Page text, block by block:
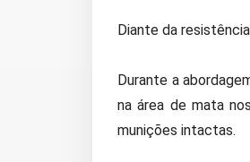
Diante da
Durante a
na área de mata
munições intactas.